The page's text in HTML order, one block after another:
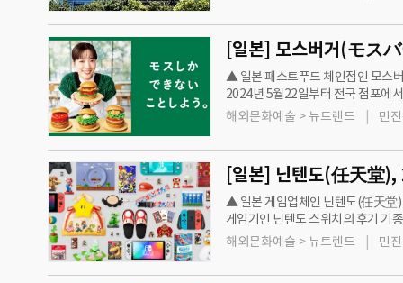
▲ 일본 패스트푸드 체인점인 모스
2024년 5월22일부터 전국 점포에
100% 오렌지 주스는 S사이즈가
해외문화예술 > 뉴트렌드 민
▲ 일본 게임업체인 닌텐도(任天堂
게임기인 닌텐도 스위치의 후기 기
전용기로 개발된다. 닌텐도 스위치
해외문화예술 > 뉴트렌드 민